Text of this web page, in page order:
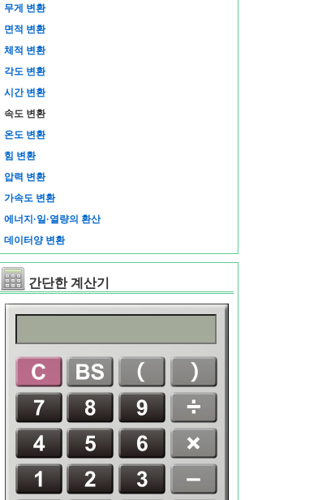
무게 변환
면적 변환
체적 변환
각도 변환
시간 변환
속도 변환
온도 변환
힘 변환
압력 변환
가속도 변환
에너지·일·열량의 환산
데이터양 변환
간단한 계산기